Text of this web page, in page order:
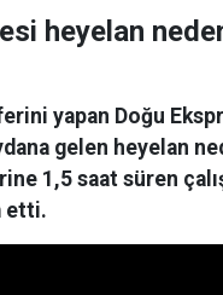
heyelan
yapan Doğu
gelen heyelan
1,5 saat süren
etti.